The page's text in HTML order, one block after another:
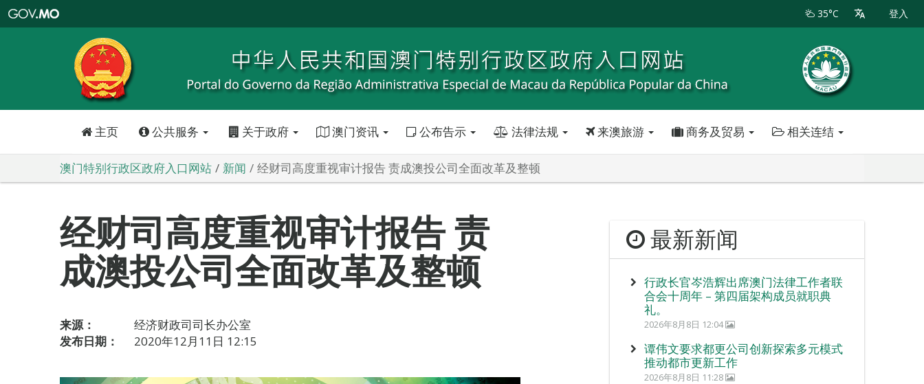
特
政
区
政
口
35°C 登入
主页 公共服务 关于政府 澳门资讯 公布告示 法律法规 来澳旅游 商务及贸易 相关连结
澳门特别行政区政府入口网站 新闻 经财司高度重视审计报告 责成澳投公司全面改革及整顿
经财司高度重视审计报告 责
成澳投公司全面改革及整顿
来源：
经济财政司司长办公室
发布日期：
2020年12月11日 12:15
最新新闻
行政长官岑浩辉出席澳门法律工作者联
合会十周年 – 第四届架构成员就职典
礼。
2026年8月8日 12:04
谭伟文要求都更公司创新探索多元模式
推动都市更新工作
2026年8月8日 11:28